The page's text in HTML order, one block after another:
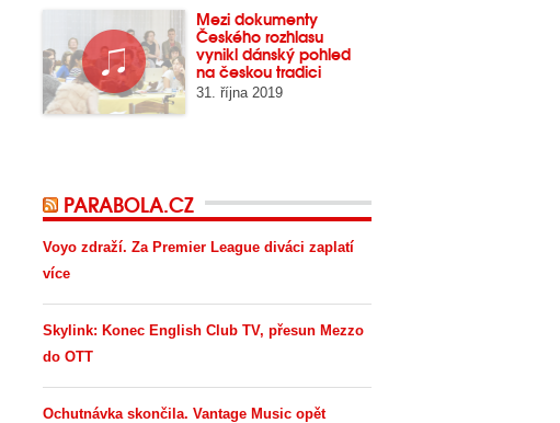
Mezi dokumenty
Českého rozhlasu
vynikl dánský pohled
na českou tradici
31. října 2019
PARABOLA.CZ
Voyo zdraží. Za Premier League diváci zaplatí
více
Skylink: Konec English Club TV, přesun Mezzo
do OTT
Ochutnávka skončila. Vantage Music opět